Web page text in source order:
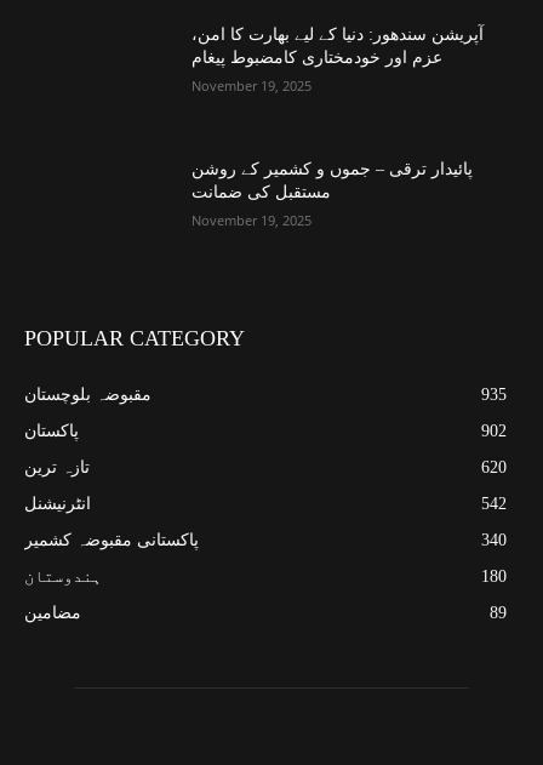
آپریشن سندھور: دنیا کے لیے بھارت کا امن،
عزم اور خودمختاری کامضبوط پیغام
November 19, 2025
پائیدار ترقی – جموں و کشمیر کے روشن
مستقبل کی ضمانت
November 19, 2025
POPULAR CATEGORY
مقبوضہ بلوچستان
935
پاکستان
902
تازہ ترین
620
انٹرنیشنل
542
پاکستانی مقبوضہ کشمیر
340
ہندوستان
180
مضامین
89